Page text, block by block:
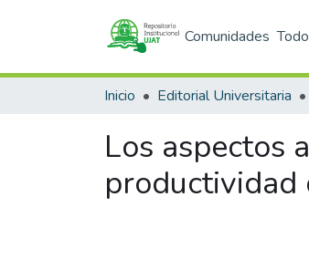
Comunidades
Inicio Editorial Universitaria
Los aspectos
productividad